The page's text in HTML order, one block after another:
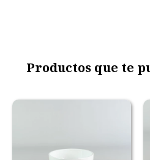
Productos que te